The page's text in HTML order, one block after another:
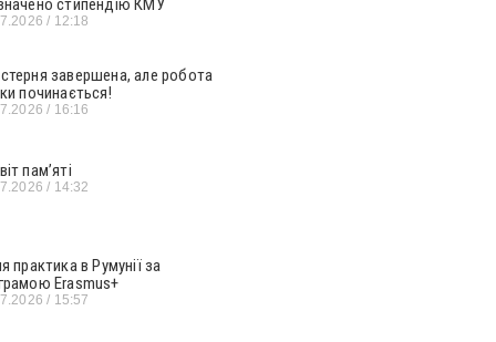
стипендію КМУ
12:18
завершена, але робота
починається!
16:16
пам’яті
14:32
практика в Румунії за
Erasmus+
15:57